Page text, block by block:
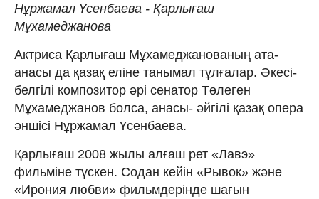
Нұржамал Үсенбаева - Қарлығаш
Мұхамеджанова
Актриса Қарлығаш Мұхамеджанованың ата-
анасы да қазақ еліне танымал тұлғалар. Әкесі-
белгілі композитор әрі сенатор Төлеген
Мұхамеджанов болса, анасы- әйгілі қазақ опера
әншісі Нұржамал Үсенбаева.
Қарлығаш 2008 жылы алғаш рет «Лавэ»
фильміне түскен. Содан кейін «Рывок» және
«Ирония любви» фильмдерінде шағын